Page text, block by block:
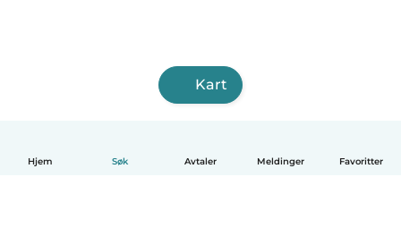
Hjem Søk Avtaler Meldinger Favoritter
Kart